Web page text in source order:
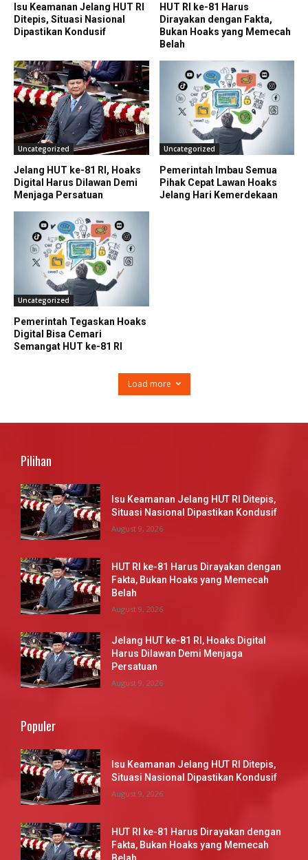
Isu Keamanan Jelang HUT RI
Ditepis, Situasi Nasional
Dipastikan Kondusif
HUT RI ke-81 Harus
Dirayakan dengan Fakta,
Bukan Hoaks yang Memecah
Belah
Uncategorized
Jelang HUT ke-81 RI, Hoaks
Digital Harus Dilawan Demi
Menjaga Persatuan
Uncategorized
Pemerintah Imbau Semua
Pihak Cepat Lawan Hoaks
Jelang Hari Kemerdekaan
Uncategorized
Pemerintah Tegaskan Hoaks
Digital Bisa Cemari
Semangat HUT ke-81 RI
Load more
Pilihan
Isu Keamanan Jelang HUT RI Ditepis,
Situasi Nasional Dipastikan Kondusif
August 9, 2026
HUT RI ke-81 Harus Dirayakan dengan
Fakta, Bukan Hoaks yang Memecah
Belah
August 9, 2026
Jelang HUT ke-81 RI, Hoaks Digital
Harus Dilawan Demi Menjaga
Persatuan
August 9, 2026
Populer
Isu Keamanan Jelang HUT RI Ditepis,
Situasi Nasional Dipastikan Kondusif
August 9, 2026
HUT RI ke-81 Harus Dirayakan dengan
Fakta, Bukan Hoaks yang Memecah